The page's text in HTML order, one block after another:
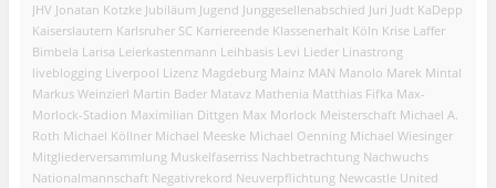
JHV Jonatan Kotzke Jubiläum Jugend Junggesellenabschied Juri Judt KaDepp
Kaiserslautern Karlsruher SC Karriereende Klassenerhalt Köln Krise Laffer
Bimbela Larisa Leierkastenmann Leihbasis Levi Lieder Linastrong
liveblogging Liverpool Lizenz Magdeburg Mainz MAN Manolo Marek Mintal
Markus Weinzierl Martin Bader Matavz Mathenia Matthias Fifka Max-
Morlock-Stadion Maximilian Dittgen Max Morlock Meisterschaft Michael A.
Roth Michael Köllner Michael Meeske Michael Oenning Michael Wiesinger
Mitgliederversammlung Muskelfaserriss Nachbetrachtung Nachwuchs
Nationalmannschaft Negativrekord Neuverpflichtung Newcastle United